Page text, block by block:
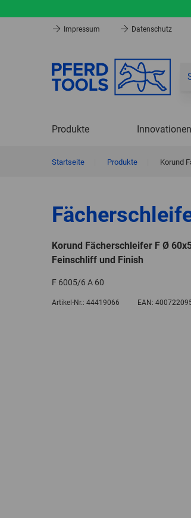
Impressum Datenschutz
Produkte Innovationen
Startseite Produkte Korund
Korund Fächerschleifer F Ø
Feinschliff und Finish
F 6005/6 A 60
Artikel-Nr.: 44419066 EAN: